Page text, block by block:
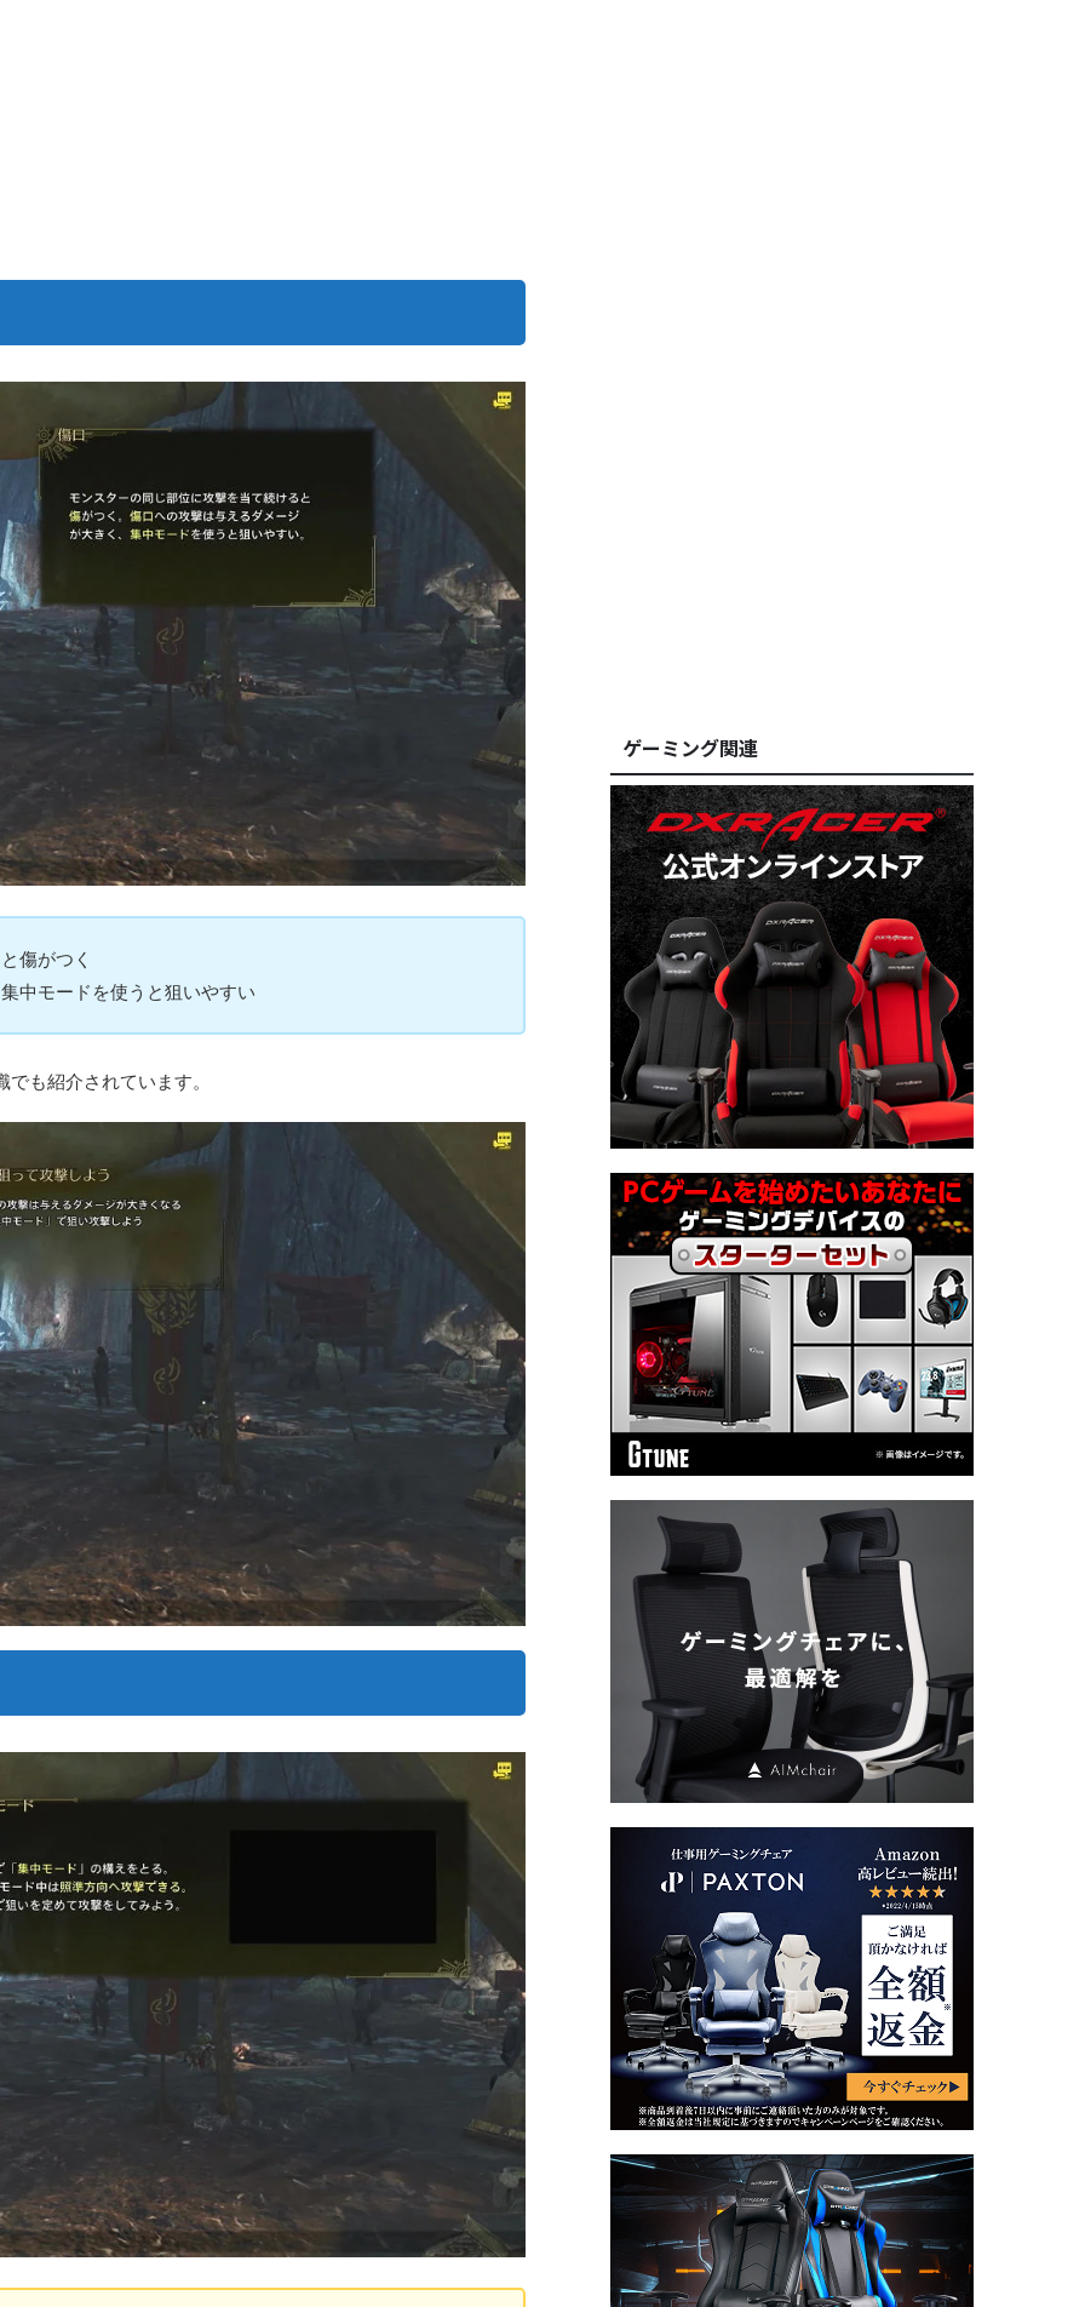
傷がつく
中モードを使うと狙いやすい
も紹介されています。
ゲーミング関連